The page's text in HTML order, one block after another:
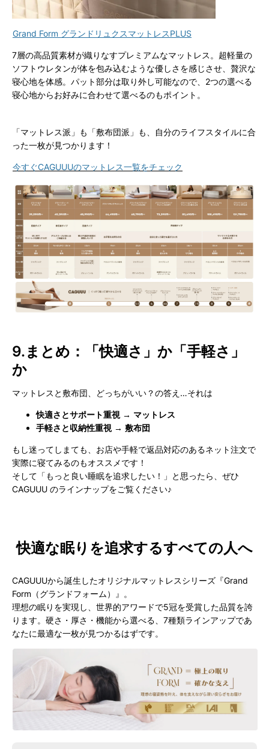
Grand Form グランドリュクスマットレスPLUS
7層の高品質素材が織りなすプレミアムなマットレス。超軽量の
ソフトウレタンが体を包み込むような優しさを感じさせ、贅沢な
寝心地を体感。パット部分は取り外し可能なので、2つの選べる
寝心地からお好みに合わせて選べるのもポイント。
「マットレス派」も「敷布団派」も、自分のライフスタイルに合
った一枚が見つかります！
今すぐCAGUUUのマットレス一覧をチェック
9.まとめ：「快適さ」か「手軽さ」
か
マットレスと敷布団、どっちがいい？の答え…それは
快適さとサポート重視 → マットレス
手軽さと収納性重視 → 敷布団
もし迷ってしまても、お店や手軽で返品対応のあるネット注文で
実際に寝てみるのもオススメです！
そして「もっと良い睡眠を追求したい！」と思ったら、ぜひ
CAGUUU のラインナップをご覧ください♪
快適な眠りを追求するすべての人へ
CAGUUUから誕生したオリジナルマットレスシリーズ『Grand
Form（グランドフォーム）』。
理想の眠りを実現し、世界的アワードで5冠を受賞した品質を誇
ります。硬さ・厚さ・機能から選べる、7種類ラインアップであ
なたに最適な一枚が見つかるはずです。